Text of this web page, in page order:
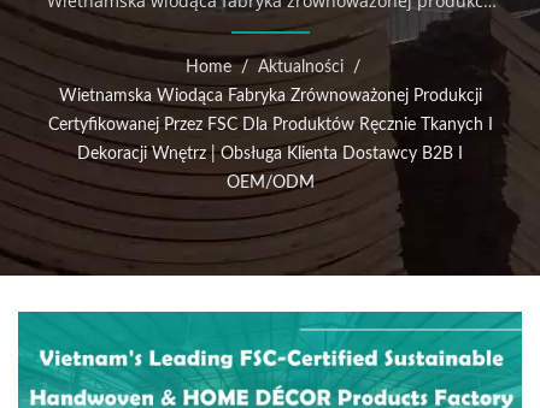
WIADOMOŚCI
WOODEVER:
WIETNAMSKA WIODĄCA
FABRYKA
ZRÓWNOWAŻONEJ
PRODUKCJI
CERTYFIKOWANEJ
PRZEZ FSC DLA
PRODUKTÓW RĘCZNIE
certyfikowanej przez FSC dla produktów ręcznie tkanych
i dekoracji wnętrz | Hurtowy dostawca B2B i OEM/ODM
Home / Aktualności
/
Wietnamska Wiodąca Fabryka Zrównoważonej Produkcji
Certyfikowanej Przez FSC Dla Produktów Ręcznie Tkanych I
Dekoracji Wnętrz | Obsługa Klienta Dostawcy B2B I
OEM/ODM